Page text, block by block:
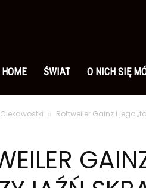
HOME ŚWIAT O NICH SIĘ
Ciekawostki Rottweiler Gainz i jego